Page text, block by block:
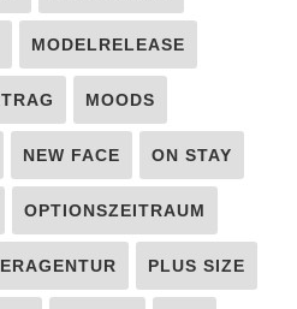
MODELRELEASE
MOODS
NEW FACE ON STAY
OPTIONSZEITRAUM
PLUS SIZE